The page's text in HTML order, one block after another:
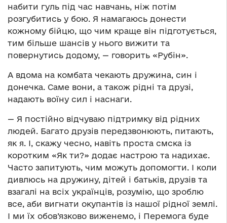
набити гуль під час навчань, ніж потім
розгубитись у бою. Я намагаюсь донести
кожному бійцю, що чим краще він підготується,
тим більше шансів у нього вижити та
повернутись додому, — говорить «Рубін».
А вдома на комбата чекають дружина, син і
донечка. Саме вони, а також рідні та друзі,
надають воїну сил і наснаги.
— Я постійно відчуваю підтримку від рідних
людей. Багато друзів передзвонюють, питають,
як я. І, скажу чесно, навіть проста смска із
коротким «Як ти?» додає настрою та надихає.
Часто запитують, чим можуть допомогти. І коли
дивлюсь на дружину, дітей і батьків, друзів та
взагалі на всіх українців, розумію, що зроблю
все, аби вигнати окупантів із нашої рідної землі.
І ми їх обов’язково виженемо, і Перемога буде